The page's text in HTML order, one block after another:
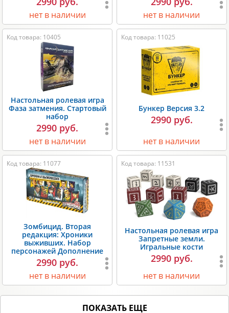
нет в наличии нет в наличии
Код товара: 10405
Настольная ролевая игра
Фаза затмения. Стартовый
набор
2990 руб.
нет в наличии
Код товара: 11025
Бункер Версия 3.2
2990 руб.
нет в наличии
Код товара: 11077
Зомбицид. Вторая
редакция: Хроники
выживших. Набор
персонажей Дополнение
2990 руб.
нет в наличии
Код товара: 11531
Настольная ролевая игра
Запретные земли.
Игральные кости
2990 руб.
нет в наличии
ПОКАЗАТЬ ЕЩЕ